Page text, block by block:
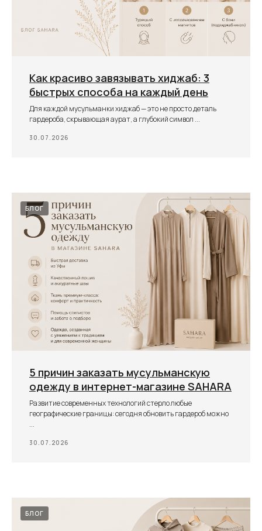
Как красиво завязывать хиджаб: 3
быстрых способа на каждый день
Для каждой мусульманки хиджаб — это не просто деталь
гардероба, скрывающая аурат, а глубокий символ ...
30.07.2026
БЛОГ
5 причин заказать мусульманскую
одежду в интернет-магазине SAHARA
Развитие современных технологий стерло любые
географические границы: сегодня обновить гардероб можно
...
30.07.2026
БЛОГ